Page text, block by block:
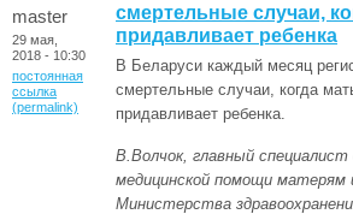
master
29 мая,
2018 - 10:30
постоянная
ссылка
(permalink)
смертельные случаи,
придавливает ребенка
В Беларуси каждый месяц
смертельные случаи, когда
придавливает ребенка.
В.Волчок, главный
медицинской помощи матерям
Министерства